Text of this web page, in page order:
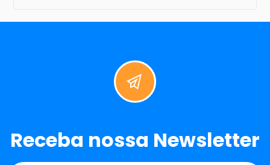
Receba nossa Newsletter